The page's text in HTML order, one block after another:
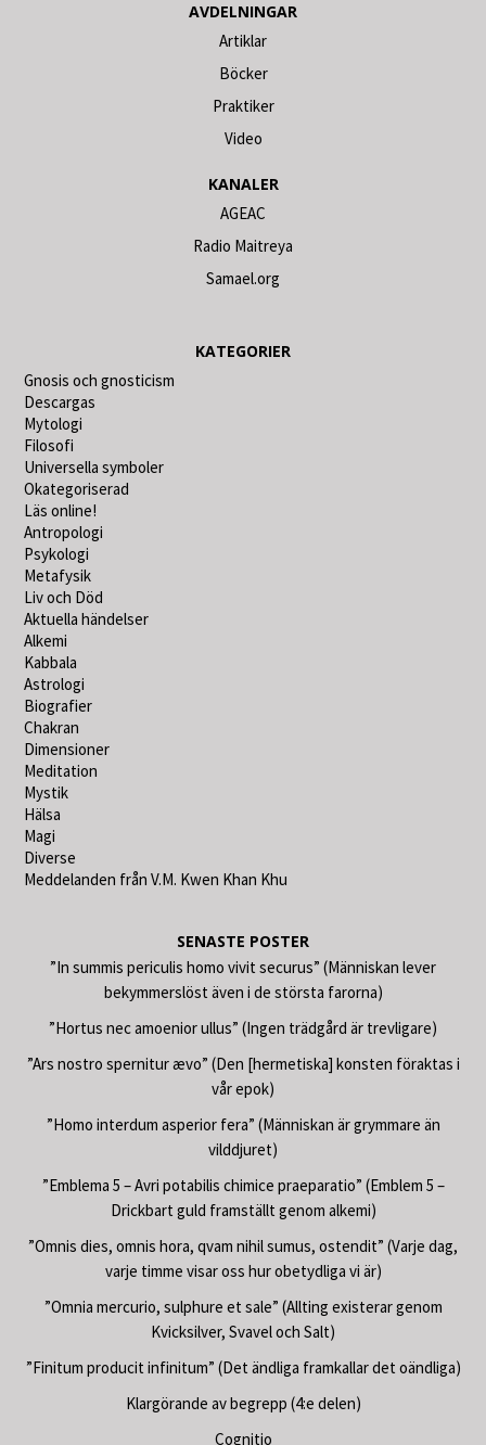
AVDELNINGAR
Artiklar
Böcker
Praktiker
Video
KANALER
AGEAC
Radio Maitreya
Samael.org
KATEGORIER
Gnosis och gnosticism
Descargas
Mytologi
Filosofi
Universella symboler
Okategoriserad
Läs online!
Antropologi
Psykologi
Metafysik
Liv och Död
Aktuella händelser
Alkemi
Kabbala
Astrologi
Biografier
Chakran
Dimensioner
Meditation
Mystik
Hälsa
Magi
Diverse
Meddelanden från V.M. Kwen Khan Khu
SENASTE POSTER
”In summis periculis homo vivit securus” (Människan lever
bekymmerslöst även i de största farorna)
”Hortus nec amoenior ullus” (Ingen trädgård är trevligare)
”Ars nostro spernitur ævo” (Den [hermetiska] konsten föraktas i
vår epok)
”Homo interdum asperior fera” (Människan är grymmare än
vilddjuret)
”Emblema 5 – Avri potabilis chimice praeparatio” (Emblem 5 –
Drickbart guld framställt genom alkemi)
”Omnis dies, omnis hora, qvam nihil sumus, ostendit” (Varje dag,
varje timme visar oss hur obetydliga vi är)
”Omnia mercurio, sulphure et sale” (Allting existerar genom
Kvicksilver, Svavel och Salt)
”Finitum producit infinitum” (Det ändliga framkallar det oändliga)
Klargörande av begrepp (4:e delen)
Cognitio